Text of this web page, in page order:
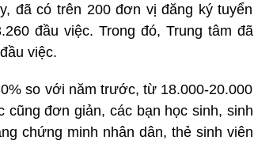
đã có trên 200 đơn vị đăng ký tuyển
đầu việc. Trong đó, Trung tâm đã
việc.
so với năm trước, từ 18.000-20.000
đơn giản, các bạn học sinh, sinh
chứng minh nhân dân, thẻ sinh viên